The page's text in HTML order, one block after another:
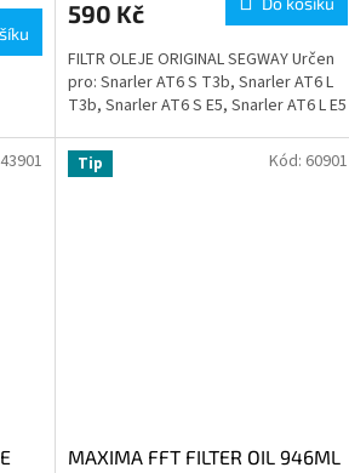
590 Kč
FILTR OLEJE ORIGINAL SEGWAY Určen
pro: Snarler AT6 S T3b, Snarler AT6 L
T3b, Snarler AT6 S E5, Snarler AT6 L E5
43901 Tip
MAXIMA FFT FILTER OIL 946ML
Kód: 60901